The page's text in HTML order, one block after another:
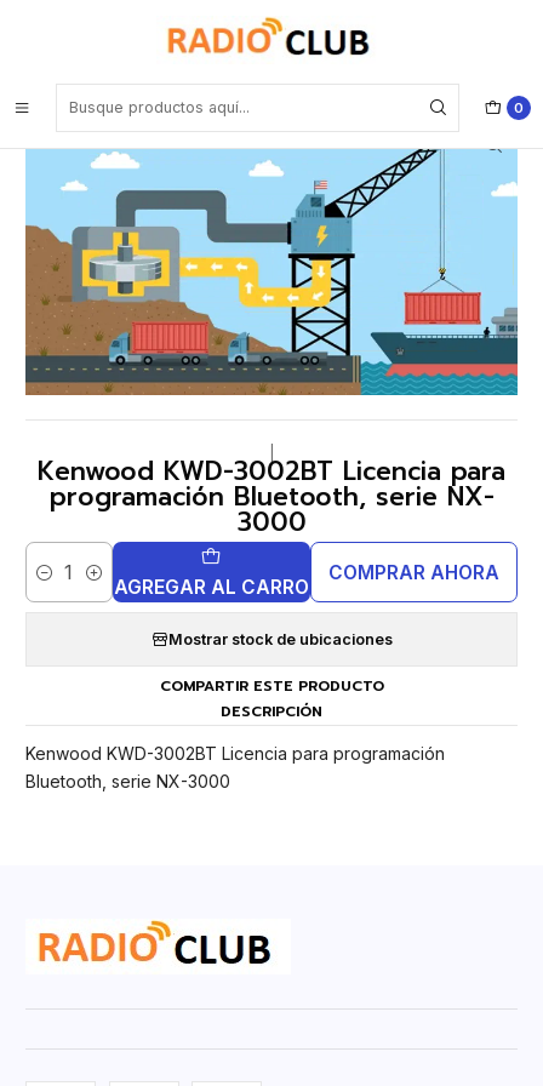
0
Kenwood KWD-3002BT Licencia para programación Bluetooth,
Kenwood KWD-3002BT Licencia para
programación Bluetooth, serie NX-
3000
Cantidad AGREGAR AL CARRO
COMPRAR AHORA
Mostrar stock de ubicaciones
COMPARTIR ESTE PRODUCTO
DESCRIPCIÓN
Kenwood KWD-3002BT Licencia para programación
Bluetooth, serie NX-3000